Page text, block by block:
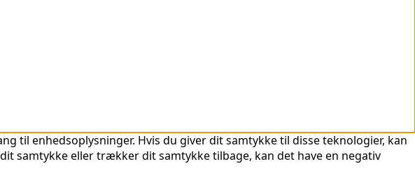
til enhedsoplysninger. Hvis du giver dit samtykke til disse teknologier, kan
samtykke eller trækker dit samtykke tilbage, kan det have en negativ